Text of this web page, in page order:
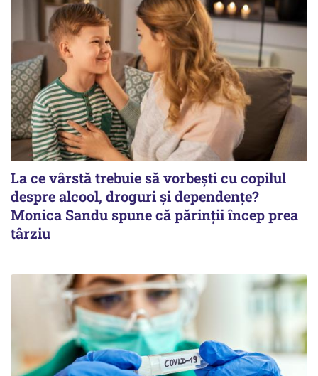
La ce vârstă trebuie să vorbești cu copilul
despre alcool, droguri și dependențe?
Monica Sandu spune că părinții încep prea
târziu